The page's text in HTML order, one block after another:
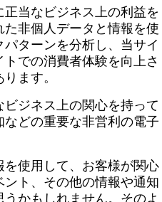
当なビジネス上の利益を
非個人データと情報を使
ターンを分析し、当サイ
での消費者体験を向上さ
ます。
ジネス上の関心を持って
どの重要な非営利の電子
使用して、お客様が関心
ト、その他の情報や通知
かもしれません。そのよ